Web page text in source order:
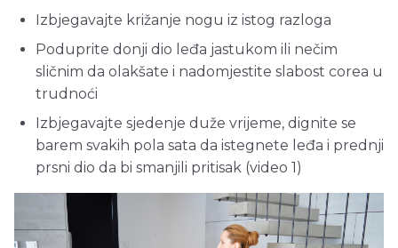
Izbjegavajte križanje nogu iz istog razloga
Poduprite donji dio leđa jastukom ili nečim
sličnim da olakšate i nadomjestite slabost corea u
trudnoći
Izbjegavajte sjedenje duže vrijeme, dignite se
barem svakih pola sata da istegnete leđa i prednji
prsni dio da bi smanjili pritisak (video 1)